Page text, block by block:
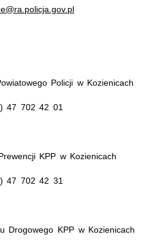
Policji w Kozienicach
47 702 42 01
KPP w Kozienicach
47 702 42 31
Drogowego KPP w Kozienicach